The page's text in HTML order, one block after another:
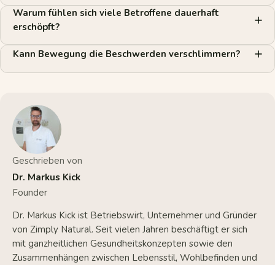
Warum fühlen sich viele Betroffene dauerhaft
erschöpft?
Kann Bewegung die Beschwerden verschlimmern?
Geschrieben von
Dr. Markus Kick
Founder
Dr. Markus Kick ist Betriebswirt, Unternehmer und Gründer
von Zimply Natural. Seit vielen Jahren beschäftigt er sich
mit ganzheitlichen Gesundheitskonzepten sowie den
Zusammenhängen zwischen Lebensstil, Wohlbefinden und